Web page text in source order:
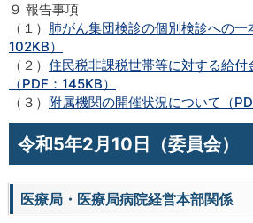
９ 報告事項
（１） 肺がん集団検診の個別検診への一
102KB）
（２） 住民税非課税世帯等に対する給付
（PDF：145KB）
（３） 附属機関の開催状況について（
令和5年2月10日（委員会）
医療局・医療局病院経営本部関係